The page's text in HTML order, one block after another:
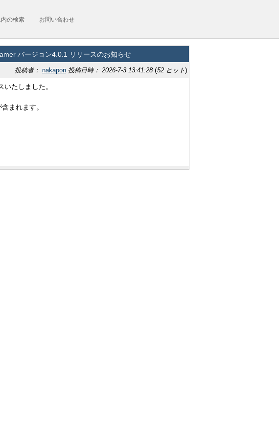
の検索 お問い合わせ
バージョン4.0.1 リリースのお知らせ
投稿者： nakapon 投稿日時： 2026-7-3 13:41:28 (52 ヒット)
たしました。
まれます。